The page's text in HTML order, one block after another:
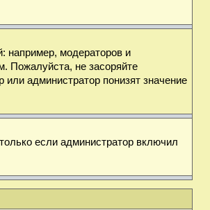
например, модераторов и
Пожалуйста, не засоряйте
администратор понизят значение
если администратор включил